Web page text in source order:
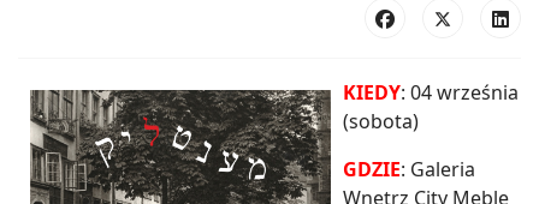
KIEDY: 04 września
(sobota)
GDZIE: Galeria
Wnętrz City Meble